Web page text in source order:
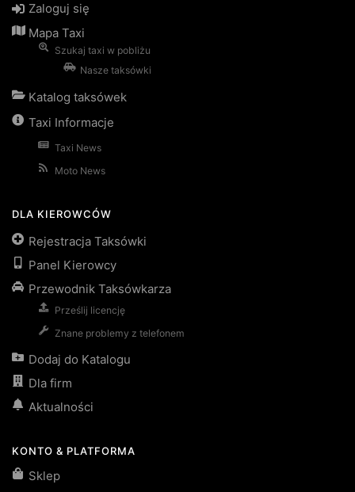
Zaloguj się
Mapa Taxi
Szukaj taxi w pobliżu
Nasze taksówki
Katalog taksówek
Taxi Informacje
Taxi News
Moto News
DLA KIEROWCÓW
Rejestracja Taksówki
Panel Kierowcy
Przewodnik Taksówkarza
Prześlij licencję
Znane problemy z telefonem
Dodaj do Katalogu
Dla firm
Aktualności
KONTO & PLATFORMA
Sklep